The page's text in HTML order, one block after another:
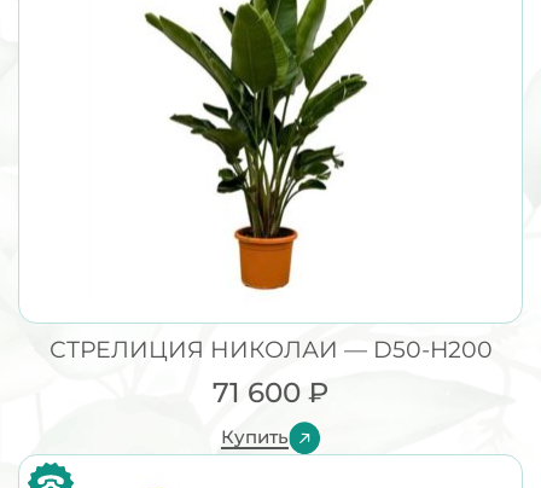
СТРЕЛИЦИЯ НИКОЛАИ — D50-H200
71 600 ₽
Купить